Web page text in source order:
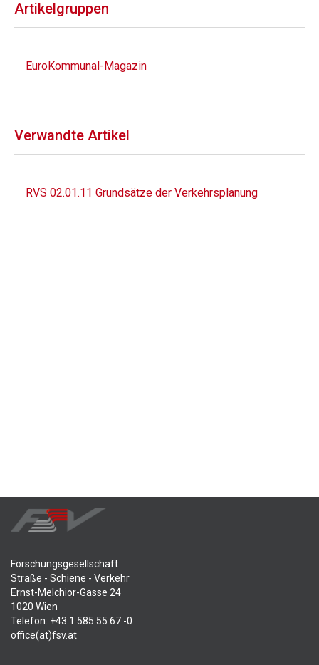
Artikelgruppen
EuroKommunal-Magazin
Verwandte Artikel
RVS 02.01.11 Grundsätze der Verkehrsplanung
Forschungsgesellschaft
Straße - Schiene - Verkehr
Ernst-Melchior-Gasse 24
1020 Wien
Telefon: +43 1 585 55 67 -0
office(at)fsv.at